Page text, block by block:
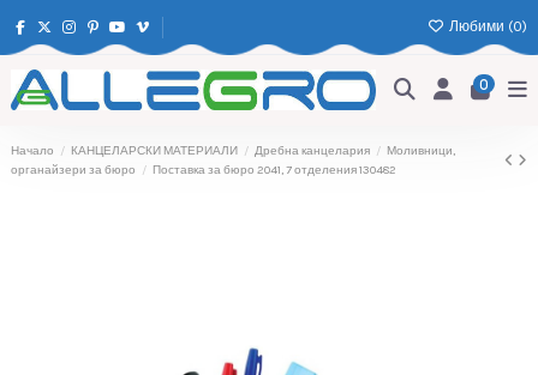
Любими (0)
0
Начало КАНЦЕЛАРСКИ МАТЕРИАЛИ Дребна канцелария
Моливници,
органайзери за бюро
Поставка за бюро 2041, 7 отделения 130482